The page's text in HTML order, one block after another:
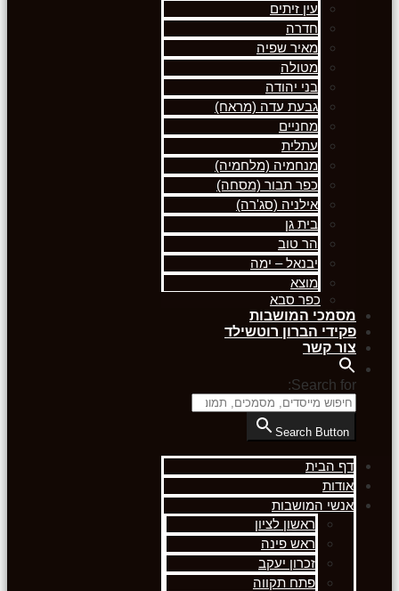
עין זיתים
חדרה
מאיר שפיה
מטולה
בני יהודה
גבעת עדה (מראח)
מחניים
עתלית
מנחמיה (מלחמיה)
כפר תבור (מסחה)
אילניה (סג'רה)
בית גן
הר טוב
יבנאל – ימה
מוצא
כפר סבא
מסמכי המושבות
פקידי הברון רוטשילד
צור קשר
Search for:
Search Button
דף הבית
אודות
אנשי המושבות
ראשון לציון
ראש פינה
זכרון יעקב
פתח תקווה